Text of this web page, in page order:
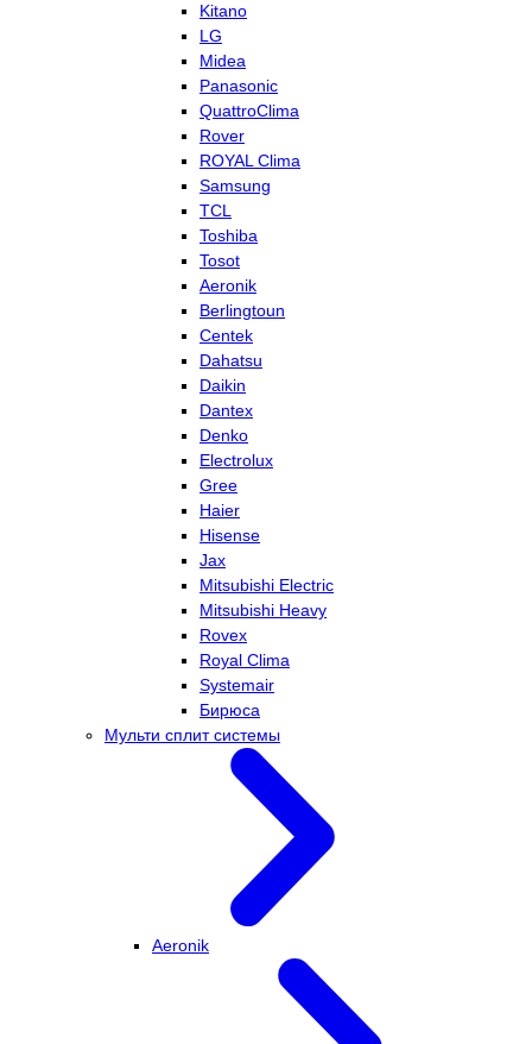
Kitano
LG
Midea
Panasonic
QuattroClima
Rover
ROYAL Clima
Samsung
TCL
Toshiba
Tosot
Aeronik
Berlingtoun
Centek
Dahatsu
Daikin
Dantex
Denko
Electrolux
Gree
Haier
Hisense
Jax
Mitsubishi Electric
Mitsubishi Heavy
Rovex
Royal Clima
Systemair
Бирюса
Мульти сплит системы
Aeronik